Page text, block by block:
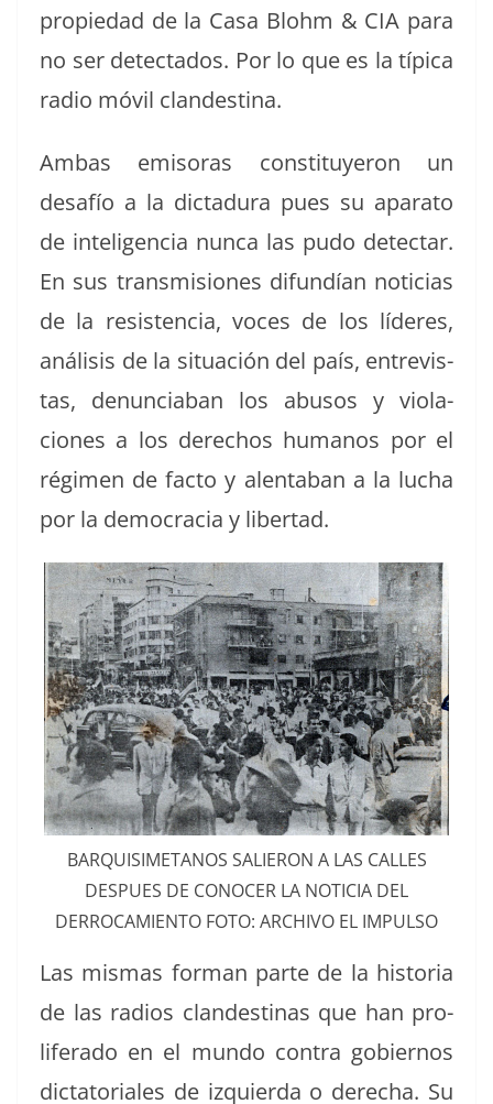
propiedad de la Casa Blohm & CIA para
no ser detec­ta­dos. Por lo que es la típi­ca
radio móvil clandestina.
Ambas emiso­ras con­sti­tuyeron un
desafío a la dic­tadu­ra pues su apara­to
de inteligen­cia nun­ca las pudo detec­tar.
En sus trans­mi­siones difundían noti­cias
de la resisten­cia, voces de los líderes,
análi­sis de la situación del país, entre­vis­
tas, denun­cia­ban los abu­sos y vio­la­
ciones a los dere­chos humanos por el
rég­i­men de fac­to y alenta­ban a la lucha
por la democ­ra­cia y libertad.
BARQUISIMETANOS SALIERON A LAS CALLES
DESPUES DE CONOCER LA NOTICIA DEL
DERROCAMIENTO FOTO: ARCHIVO EL IMPULSO
Las mis­mas for­man parte de la his­to­ria
de las radios clan­des­ti­nas que han pro­
lif­er­a­do en el mun­do con­tra gob­ier­nos
dic­ta­to­ri­ales de izquier­da o derecha. Su